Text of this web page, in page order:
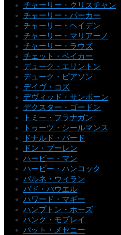
チャーリー・クリスチャン
チャーリー・パーカー
チャーリー・ヘイデン
チャーリー・マリアーノ
チャーリー・ラウズ
チェット・ベイカー
デューク・エリントン
デューク・ピアソン
デイヴ・コズ
デヴィッド・サンボーン
デクスター・ゴードン
トミー・フラナガン
トゥーツ・シールマンス
ドナルド・バード
ドン・プーレン
ハービー・マン
ハービー・ハンコック
バルネ・ウィラン
バド・パウエル
ハワード・マギー
ハンプトン・ホーズ
ハンク・モブレイ
パット・メセニー